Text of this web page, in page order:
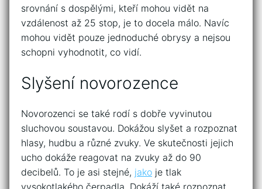
srovnání s dospělými, kteří mohou vidět na
vzdálenost až 25 stop, je to docela málo. Navíc
mohou vidět pouze jednoduché obrysy a nejsou
schopni vyhodnotit, co vidí.
Slyšení novorozence
Novorozenci se také rodí s dobře vyvinutou
sluchovou soustavou. Dokážou slyšet a rozpoznat
hlasy, hudbu a různé zvuky. Ve skutečnosti jejich
ucho dokáže reagovat na zvuky až do 90
decibelů. To je asi stejné, jako je tlak